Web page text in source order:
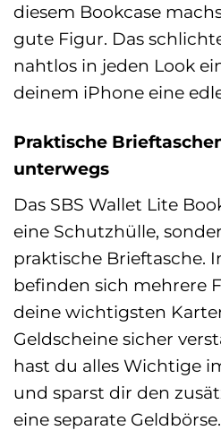
diesem Bookcase
gute Figur. Das
nahtlos in jeden Look
deinem iPhone eine
Praktische
unterwegs
Das SBS Wallet Lite
eine Schutzhülle,
praktische Brieftasche.
befinden sich mehrere
deine wichtigsten
Geldscheine sicher
hast du alles Wichtige
und sparst dir den
eine separate